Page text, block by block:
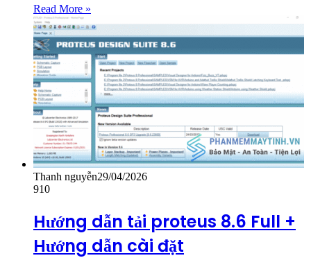
Read More »
Thanh nguyễn29/04/2026
910
Hướng dẫn tải proteus 8.6 Full +
Hướng dẫn cài đặt